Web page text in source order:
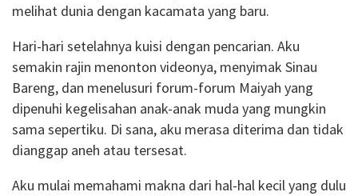
melihat dunia dengan kacamata yang baru.
Hari-hari setelahnya kuisi dengan pencarian. Aku
semakin rajin menonton videonya, menyimak Sinau
Bareng, dan menelusuri forum-forum Maiyah yang
dipenuhi kegelisahan anak-anak muda yang mungkin
sama sepertiku. Di sana, aku merasa diterima dan tidak
dianggap aneh atau tersesat.
Aku mulai memahami makna dari hal-hal kecil yang dulu